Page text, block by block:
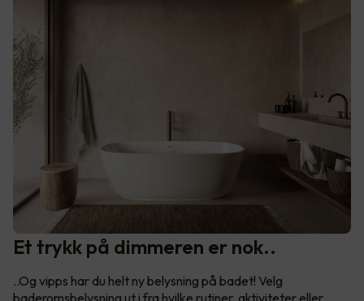
Et trykk på dimmeren er nok..
..Og vipps har du helt ny belysning på badet! Velg